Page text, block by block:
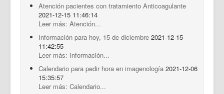
Atención pacientes con tratamiento Anticoagulante
2021-12-15 11:46:14
Leer más: Atención...
Información para hoy, 15 de diciembre 2021-12-15
11:42:55
Leer más: Información...
Calendario para pedir hora en imagenología 2021-12-06
15:35:57
Leer más: Calendario...